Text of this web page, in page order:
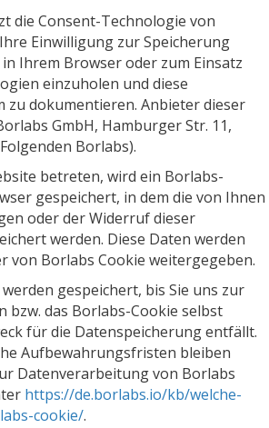
die Consent-Technologie von
Einwilligung zur Speicherung
Ihrem Browser oder zum Einsatz
einzuholen und diese
zu dokumentieren. Anbieter dieser
GmbH, Hamburger Str. 11,
Borlabs).
betreten, wird ein Borlabs-
gespeichert, in dem die von Ihnen
oder der Widerruf dieser
werden. Diese Daten werden
von Borlabs Cookie weitergegeben.
gespeichert, bis Sie uns zur
bzw. das Borlabs-Cookie selbst
für die Datenspeicherung entfällt.
Aufbewahrungsfristen bleiben
Datenverarbeitung von Borlabs
https://de.borlabs.io/kb/welche-
cookie/.